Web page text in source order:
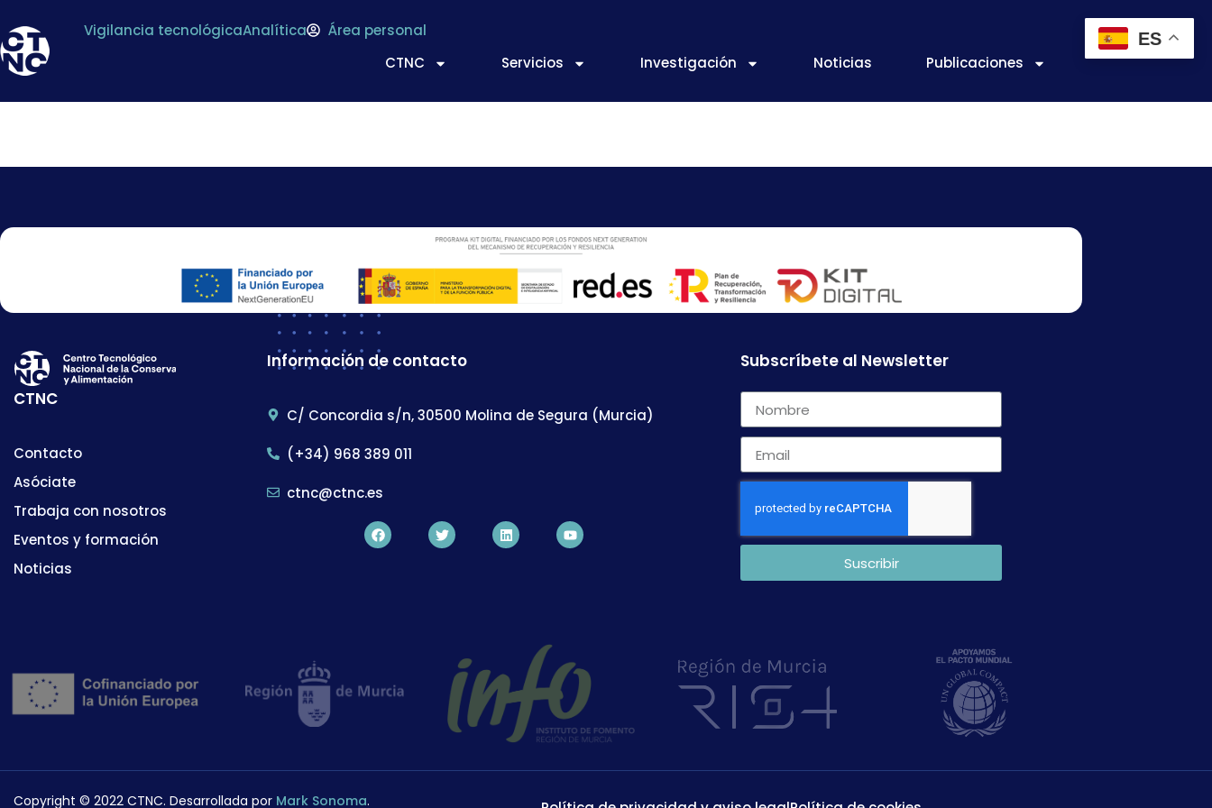
Vigilancia tecnológicaAnalítica
Área personal
CTNC
Servicios Investigación Noticias Publicaciones
CTNC
Contacto
Asóciate
Trabaja con nosotros
Eventos y formación
Noticias
Información de contacto
C/ Concordia s/n, 30500 Molina de Segura (Murcia)
(+34) 968 389 011
ctnc@ctnc.es
Subscríbete al Newsletter
Suscribir
Copyright © 2022 CTNC. Desarrollada por Mark Sonoma.
ES